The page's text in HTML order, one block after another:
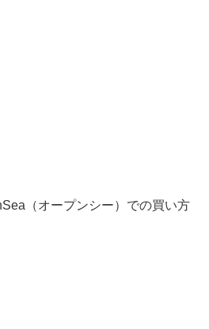
（オープンシー）での買い方